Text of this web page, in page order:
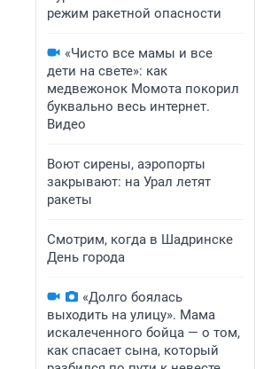
режим ракетной опасности
«Чисто все мамы и все
дети на свете»: как
медвежонок Момота покорил
буквально весь интернет.
Видео
Воют сирены, аэропорты
закрывают: на Урал летят
ракеты
Смотрим, когда в Шадринске
День города
«Долго боялась
выходить на улицу». Мама
искалеченного бойца — о том,
как спасает сына, который